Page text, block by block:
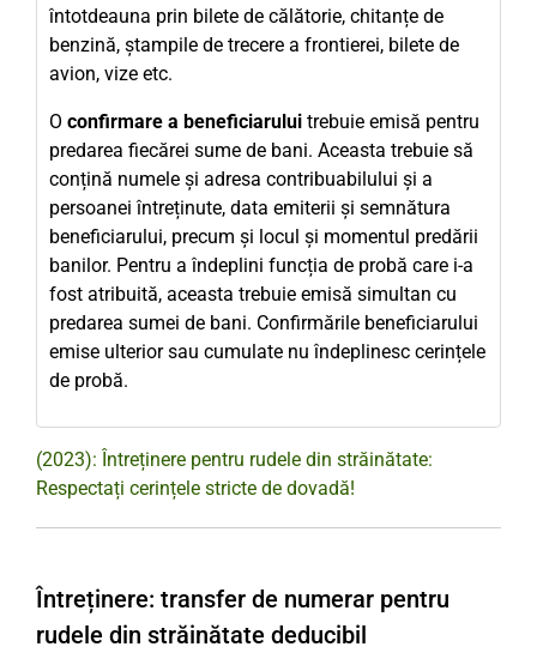
întotdeauna prin bilete de călătorie, chitanțe de
benzină, ștampile de trecere a frontierei, bilete de
avion, vize etc.
O confirmare a beneficiarului trebuie emisă pentru
predarea fiecărei sume de bani. Aceasta trebuie să
conțină numele și adresa contribuabilului și a
persoanei întreținute, data emiterii și semnătura
beneficiarului, precum și locul și momentul predării
banilor. Pentru a îndeplini funcția de probă care i-a
fost atribuită, aceasta trebuie emisă simultan cu
predarea sumei de bani. Confirmările beneficiarului
emise ulterior sau cumulate nu îndeplinesc cerințele
de probă.
(2023): Întreținere pentru rudele din străinătate:
Respectați cerințele stricte de dovadă!
Întreținere: transfer de numerar pentru
rudele din străinătate deducibil